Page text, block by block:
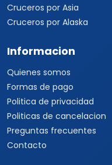
Cruceros por Asia
Cruceros por Alaska
Informacion
Quienes somos
Formas de pago
Politica de privacidad
Politicas de cancelacion
Preguntas frecuentes
Contacto